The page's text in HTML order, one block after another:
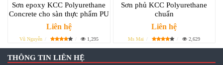
Sơn epoxy KCC Polyurethane
Concrete cho sàn thực phẩm PU
Liên hệ
Vũ Nguyễn 1,295
Sơn phủ KCC Polyurethane
chuẩn
Liên hệ
Ms Mai 2,629
THÔNG TIN LIÊN HỆ